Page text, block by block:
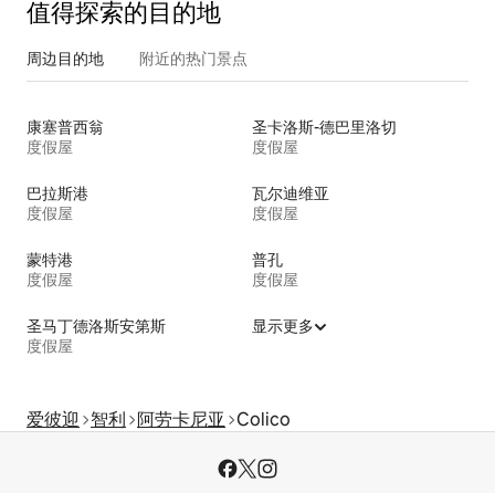
值得探索的目的地
周边目的地 附近的热门景点
康塞普西翁
度假屋
圣卡洛斯-德巴里洛切
度假屋
巴拉斯港
度假屋
瓦尔迪维亚
度假屋
蒙特港
度假屋
普孔
度假屋
圣马丁德洛斯安第斯
度假屋
显示更多
爱彼迎 智利 阿劳卡尼亚 Colico